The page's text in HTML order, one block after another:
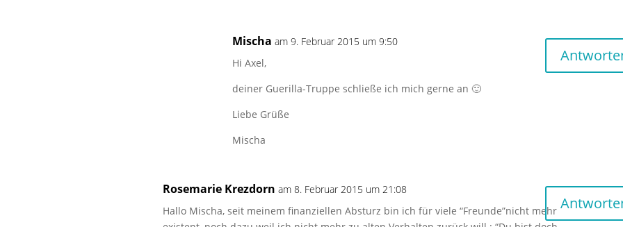
Mischa am 9. Februar 2015 um 9:50
Hi Axel,
deiner Guerilla-Truppe schließe ich mich gerne an 🙂
Liebe Grüße
Mischa
Rosemarie Krezdorn am 8. Februar 2015 um 21:08
Hallo Mischa, seit meinem finanziellen Absturz bin ich für viele “Freunde”nicht mehr